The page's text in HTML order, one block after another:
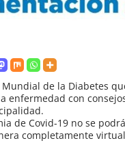
de la Diabetes
enfermedad con
de Covid-19 no se
completamente